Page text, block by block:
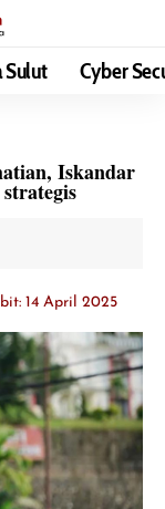
Sulut Cyber
Iskandar
14 April 2025